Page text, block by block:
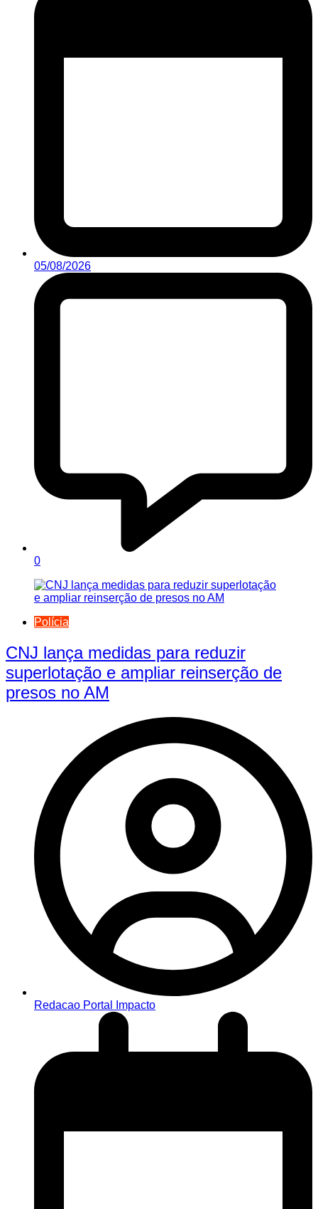
05/08/2026
0
Polícia
CNJ lança medidas para reduzir
superlotação e ampliar reinserção de
presos no AM
Redacao Portal Impacto